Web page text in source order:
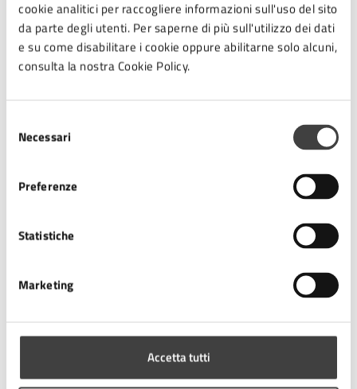
cookie analitici per raccogliere informazioni sull'uso del sito
da parte degli utenti. Per saperne di più sull'utilizzo dei dati
e su come disabilitare i cookie oppure abilitarne solo alcuni,
consulta la nostra Cookie Policy.
delNecessari
Preferenze
Statistiche
Marketing
Accetta tutti
Allegati
BANDO SEI IMMOBILI CESENA E CESENATICO
All. A - Schede tecniche immobili
All. C - Modello offerta